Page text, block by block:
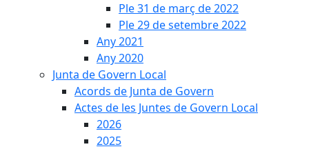
Ple 31 de març de 2022
Ple 29 de setembre 2022
Any 2021
Any 2020
Junta de Govern Local
Acords de Junta de Govern
Actes de les Juntes de Govern Local
2026
2025